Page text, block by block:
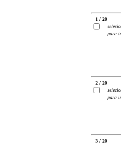
1 / 20
para
2 / 20
para
3 / 20